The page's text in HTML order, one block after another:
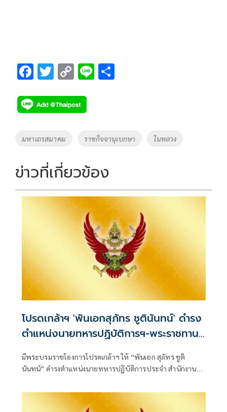
F
e
b
o
k
T
tt
er
C
p
y
Li
k
Li
Tags
มหาเถรสมาคม ราชกิจจานุเบกษา ในหลวง
ข่าวที่เกี่ยวข้อง
โปรดเกล้าฯ 'พันเอกสุภัทร ชูตินันทน์' ดำรง
ตำแหน่งนายทหารปฏิบัติการฯ-พระราชทาน
มีพระบรมราชโองการโปรดเกล้าฯ ให้ “พันเอก สุภัทร ชูติ
นันทน์” ดำรงตำแหน่งนายทหารปฏิบัติการประจำ สำนักงาน